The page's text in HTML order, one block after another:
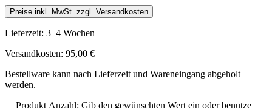
Preise inkl. MwSt. zzgl. Versandkosten
Lieferzeit: 3–4 Wochen
Versandkosten: 95,00 €
Bestellware kann nach Lieferzeit und Wareneingang abgeholt
werden.
Produkt Anzahl: Gib den gewünschten Wert ein oder benutze